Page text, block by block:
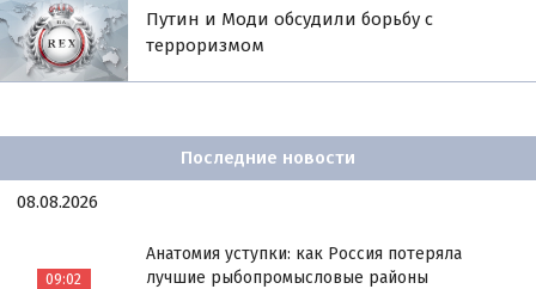
Путин и Моди обсудили борьбу с
терроризмом
Последние новости
08.08.2026
09:02
Анатомия уступки: как Россия потеряла
лучшие рыбопромысловые районы